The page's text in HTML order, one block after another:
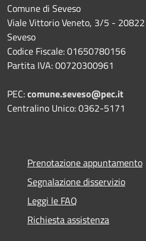
Comune di Seveso
Viale Vittorio Veneto, 3/5 -
Seveso
Codice Fiscale: 01650780156
Partita IVA: 00720300961
PEC:comune.seveso@pec.it
Centralino Unico: 0362-5171
Prenotazione appuntamento
Segnalazione disservizio
Leggi le FAQ
Richiesta assistenza